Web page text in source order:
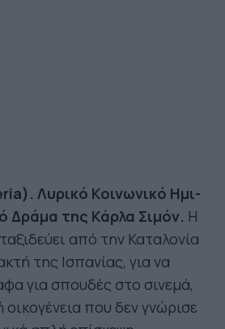
Λυρικό Κοινωνικό Ημι-
Δράμα της Κάρλα Σιμόν. Η
από την Καταλονία
της Ισπανίας, για να
για σπουδές στο σινεμά,
που δεν γνώρισε